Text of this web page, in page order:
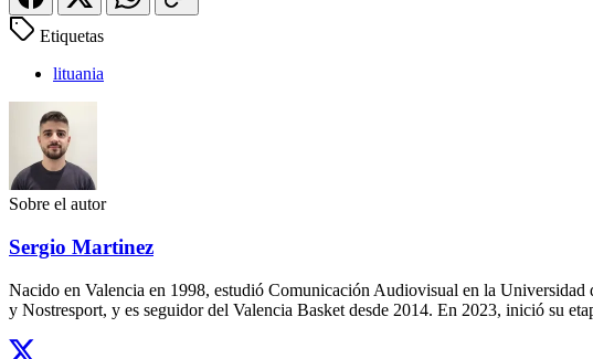
Etiquetas
lituania
Sobre el autor
Sergio Martinez
Nacido en Valencia en 1998, estudió Comunicación Audiovisual en la
y Nostresport, y es seguidor del Valencia Basket desde 2014. En 2023, inició su